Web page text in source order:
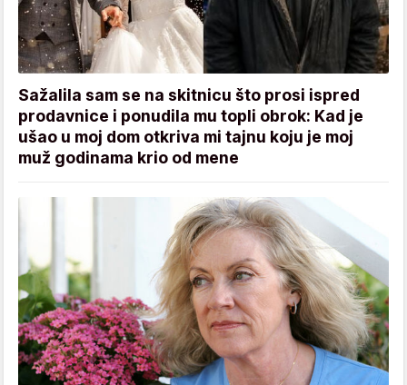
Sažalila sam se na skitnicu što prosi ispred
prodavnice i ponudila mu topli obrok: Kad je
ušao u moj dom otkriva mi tajnu koju je moj
muž godinama krio od mene